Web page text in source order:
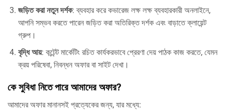
জড়িত করা নতুন দর্শক: ব্যবহার করে কভারেজ লক্ষ লক্ষ ব্যবহারকারী অনলাইনে,
আপনি সম্ভব করতে পারেন জড়িত করা অতিরিক্ত দর্শক এবং বাড়াতে ক্লায়েন্ট
গ্রুপ।
বৃদ্ধি আয়: কন্টেন্ট মার্কেটিং রচিত কার্যকরভাবে প্রেরণা দেয় পাঠক কাজ করতে, যেমন
ক্রয় পরিষেবা, নিবন্ধন অফার বা সাইট দেখা।
কে সুবিধা নিতে পারে আমাদের অফার?
আমাদের অফার মানানসই প্রত্যেকের জন্য, যার মধ্যে: